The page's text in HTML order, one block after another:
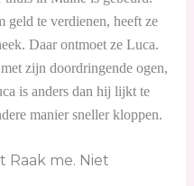
te verdienen, heeft ze
Daar ontmoet ze Luca.
zijn doordringende ogen,
is anders dan hij lijkt te
manier sneller kloppen.
Raak me. Niet